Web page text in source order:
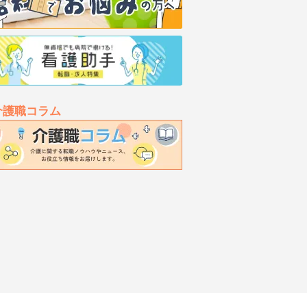
護職コラム